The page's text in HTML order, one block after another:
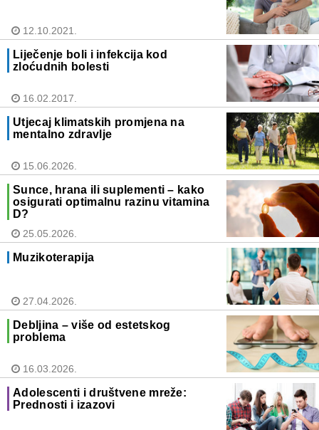
12.10.2021.
Liječenje boli i infekcija kod
zloćudnih bolesti
16.02.2017.
Utjecaj klimatskih promjena na
mentalno zdravlje
15.06.2026.
Sunce, hrana ili suplementi – kako
osigurati optimalnu razinu vitamina
D?
25.05.2026.
Muzikoterapija
27.04.2026.
Debljina – više od estetskog
problema
16.03.2026.
Adolescenti i društvene mreže:
Prednosti i izazovi